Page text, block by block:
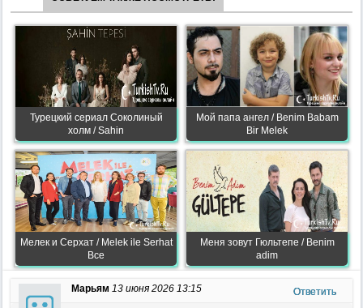
Турецкий сериал Соколиный
холм / Sahin
Мой папа ангел / Benim Babam
Bir Melek
Мелек и Серхат / Melek ile Serhat
Все
Меня зовут Гюльтепе / Benim
adim
Марьям 13 июня 2026 13:15 Ответить